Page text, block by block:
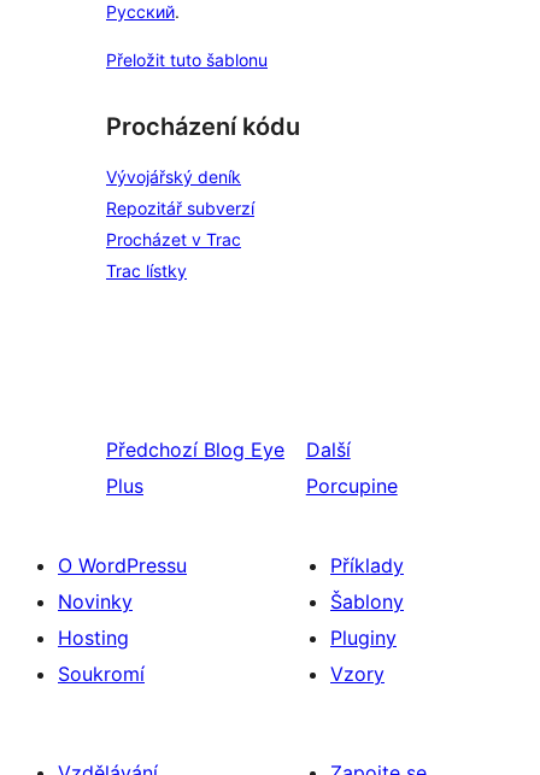
Русский.
Přeložit tuto šablonu
Procházení kódu
Vývojářský deník
Repozitář subverzí
Procházet v Trac
Trac lístky
Předchozí Blog Eye
Plus
Další
Porcupine
O WordPressu
Novinky
Hosting
Soukromí
Příklady
Šablony
Pluginy
Vzory